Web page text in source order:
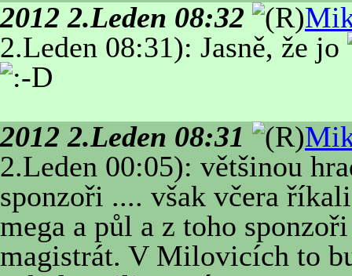
2012 2.Leden 08:32
2.Leden 08:31): Jasně, že jo
2012 2.Leden 08:31
2.Leden 00:05): většinou
sponzoři .... však včera
mega a půl a z toho
magistrát. V Milovicích to